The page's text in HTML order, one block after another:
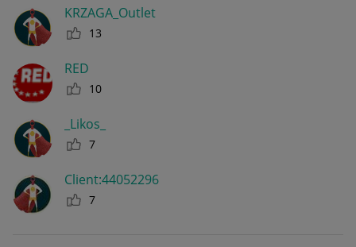
KRZAGA_Outlet
13
RED
10
_Likos_
7
Client:44052296
7